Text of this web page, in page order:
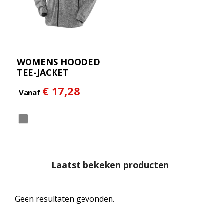
WOMENS HOODED
TEE-JACKET
Vanaf € 17,28
Laatst bekeken producten
Geen resultaten gevonden.